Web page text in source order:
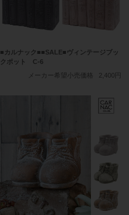
■カルナック■■SALE■ヴィンテージブッ
クポット C-6
メーカー希望小売価格
2,400円